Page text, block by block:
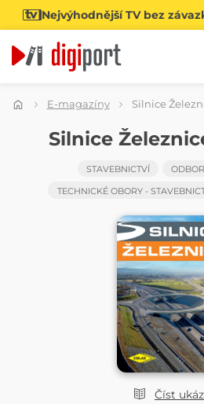
Nejvýhodnější TV bez
Kategorie
E-magazíny Silnice
Číst
ČASOPISSilnice
STAVEBNICTVÍ
TECHNICKÉ OBORY -